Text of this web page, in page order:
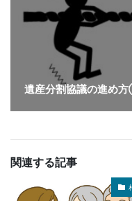
遺産分割協議の進め
関連する記事